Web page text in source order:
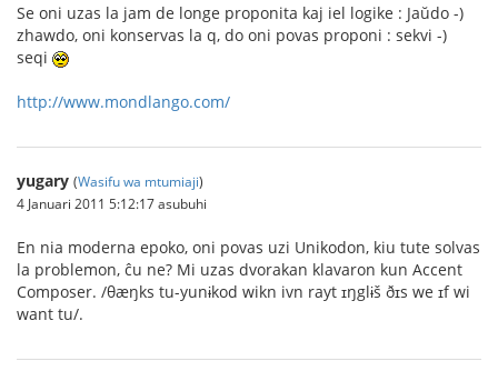
Se oni uzas la jam de longe proponita kaj iel logike : Jaŭdo -)
zhawdo, oni konservas la q, do oni povas proponi : sekvi -)
seqi
http://www.mondlango.com/
yugary (Wasifu wa mtumiaji)
4 Januari 2011 5:12:17 asubuhi
En nia moderna epoko, oni povas uzi Unikodon, kiu tute solvas
la problemon, ĉu ne? Mi uzas dvorakan klavaron kun Accent
Composer. /θæŋks tu-yunɨkod wikn ivn rayt ɪŋglɨš ðɪs we ɪf wi
want tu/.